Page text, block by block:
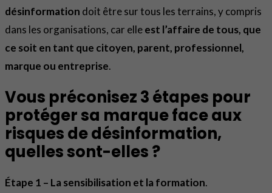
désinformation doit être sur tous les terrains, y compris
dans les organisations, car elleest l’affaire de tous, que
ce soit en tant que citoyen, parent, professionnel,
marque ou entreprise.
Vous préconisez 3 étapes pour
protéger sa marque face aux
risques de désinformation,
quelles sont-elles ?
Étape 1 – La sensibilisation et la formation.